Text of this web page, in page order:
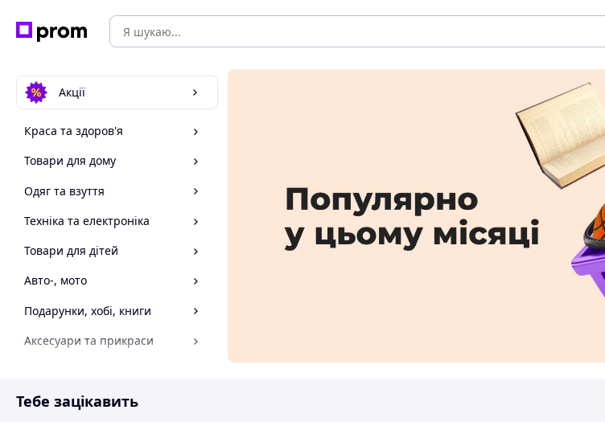
Акції
Краса та здоров'я
Товари для дому
Одяг та взуття
Техніка та електроніка
Товари для дітей
Авто-, мото
Подарунки, хобі, книги
Аксесуари та прикраси
Спорт і відпочинок
Тебе зацікавить